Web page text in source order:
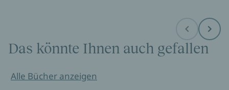
Before Next
Das könnte Ihnen auch gefallen
Alle Bücher anzeigen